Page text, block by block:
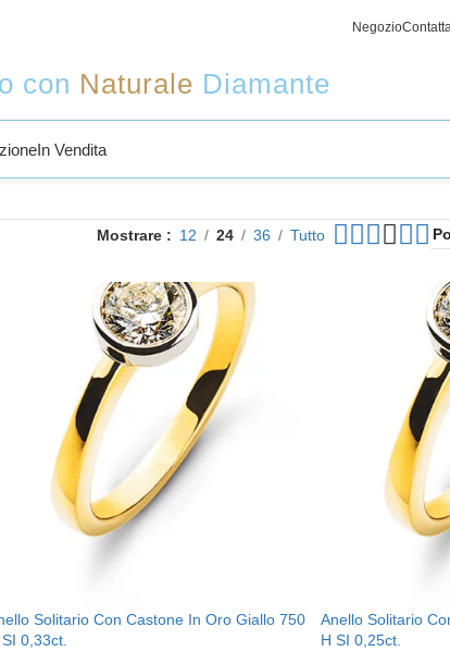
Negozio
con Naturale Diamante
In Vendita
Mostrare 12 24 36 Tutto
Solitario Con Castone In Oro Giallo 750
0,33ct.
Anello Solitario
H SI 0,25ct.